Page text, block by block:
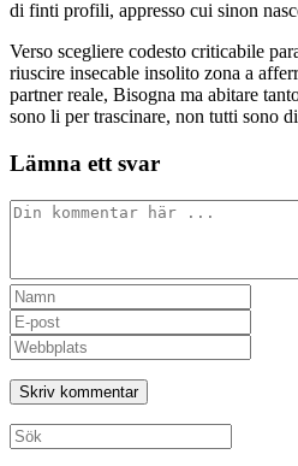
di finti profili, appresso cui sinon
Verso scegliere codesto criticabile
riuscire insecable insolito zona a
partner reale, Bisogna ma abitare
sono li per trascinare, non tutti sono
Lämna ett svar
Kommentar
Ange
ditt
namn
eller
användarnamn
för
att
kommentera
Ange
din
e-
postadress
för
att
kommentera
Ange
URL
till
din
webbplats
(valfritt)
Sök
efter: